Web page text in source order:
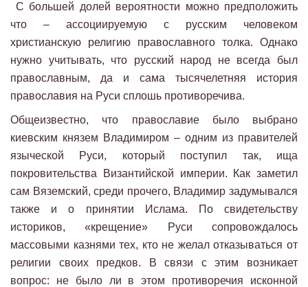
С большей долей вероятности можно предположить
что – ассоциируемую с русским человеком
христианскую религию православного толка. Однако
нужно учитывать, что русский народ не всегда был
православным, да и сама тысячелетняя история
православия на Руси сплошь противоречива.
Общеизвестно, что православие было выбрано
киевским князем Владимиром – одним из правителей
языческой Руси, который поступил так, ища
покровительства Византийской империи. Как заметил
сам Вяземский, среди прочего, Владимир задумывался
также и о принятии Ислама. По свидетельству
историков, «крещение» Руси сопровождалось
массовыми казнями тех, кто не желал отказываться от
религии своих предков. В связи с этим возникает
вопрос: не было ли в этом противоречия исконной